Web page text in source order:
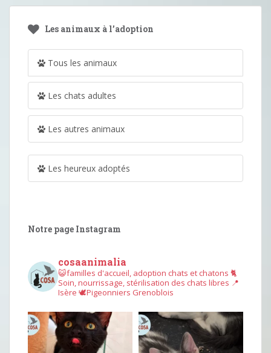
Les animaux à l’adoption
Tous les animaux
Les chats adultes
Les autres animaux
Les heureux adoptés
Notre page Instagram
cosaanimalia
😺familles d'accueil, adoption chats et chatons 🐈
Soin, nourrissage, stérilisation des chats libres 📍
Isère 🕊︎Pigeonniers Grenoblois